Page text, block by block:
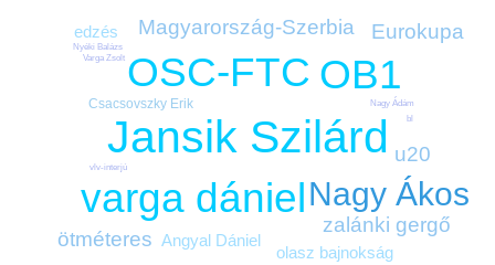
Jansik Szilárd
OB1
OSC-FTC
varga dániel Nagy Ákos
Eurokupa
Magyarország-Szerbia
u20
zalánki gergő
ötméteres Angyal Dániel
edzés
olasz bajnokság
Csacsovszky Erik
bl
Nagy Ádám
Nyéki Balázs
Varga Zsolt
vlv-interjú